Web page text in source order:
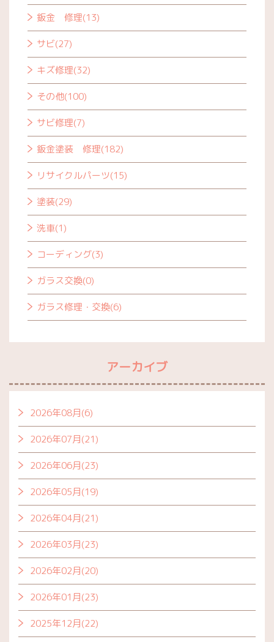
鈑金 修理(13)
サビ(27)
キズ修理(32)
その他(100)
サビ修理(7)
鈑金塗装 修理(182)
リサイクルパーツ(15)
塗装(29)
洗車(1)
コーディング(3)
ガラス交換(0)
ガラス修理・交換(6)
アーカイブ
2026年08月(6)
2026年07月(21)
2026年06月(23)
2026年05月(19)
2026年04月(21)
2026年03月(23)
2026年02月(20)
2026年01月(23)
2025年12月(22)